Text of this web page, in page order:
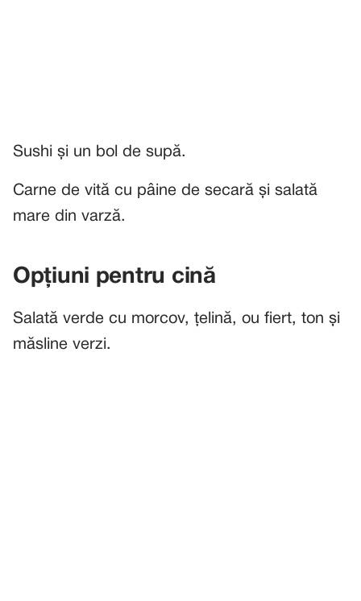
Sushi și un bol de supă.
Carne de vită cu pâine de secară și salată
mare din varză.
Opțiuni pentru cină
Salată verde cu morcov, țelină, ou fiert, ton și
măsline verzi.